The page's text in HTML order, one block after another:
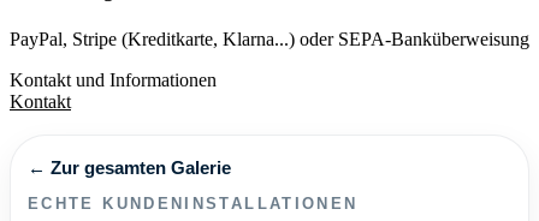
PayPal, Stripe (Kreditkarte, Klarna...) oder SEPA-Banküberweisung
Kontakt und Informationen
Kontakt
← Zur gesamten Galerie
ECHTE KUNDENINSTALLATIONEN